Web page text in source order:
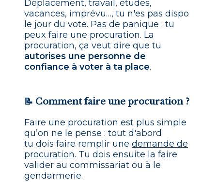
Déplacement, travail, études,
vacances, imprévu…, tu n'es pas dispo
le jour du vote. Pas de panique : tu
peux faire une procuration. La
procuration, ça veut dire que tu
autorises une personne de
confiance à voter à ta place.
📝 Comment faire une procuration ?
Faire une procuration est plus simple
qu’on ne le pense : tout d'abord
tu dois faire remplir une demande de
procuration. Tu dois ensuite la faire
valider au commissariat ou à le
gendarmerie.